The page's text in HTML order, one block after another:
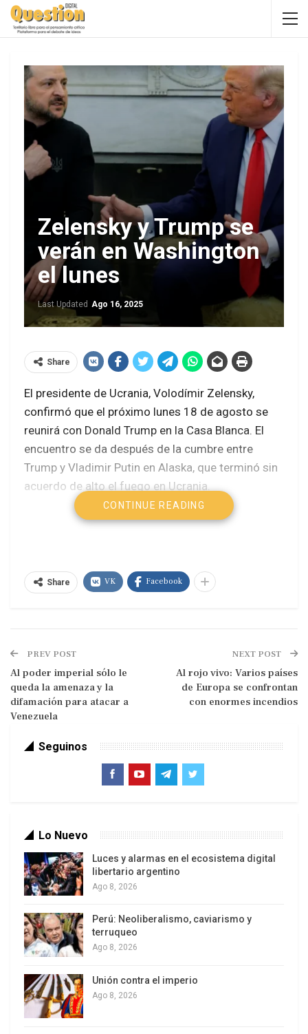
Zelensky y Trump se
verán en Washington
el lunes
Last Updated Ago 16, 2025
Share
El presidente de Ucrania, Volodímir Zelensky,
confirmó que el próximo lunes 18 de agosto se
reunirá con Donald Trump en la Casa Blanca. El
encuentro se da después de la cumbre entre
Trump y Vladimir Putin en Alaska, que terminó sin
acuerdo de alto el fuego en Ucrania.
Trump y Putin en Alaska: avances sin
para impulsar paz
El rumbo errático de Trump en Ucrania
para poner fin a la guerra y las garantías de
seguridad para Kiev. Trump señaló que, “si todo
sale bien”, se programaría también una cumbre
trilateral con Putin y Zelensky.
El mandatario ucraniano agradeció la invitación y
destacó la importancia de la participación
europea en el proceso. Este será el primer viaje de
Trump.
“El lunes me reuniré con el
presidente Trump en Washington,
D.C., para discutir todos los detalles
(…) Estoy agradecido por la
invitación.” – Volodímir Zelensky
CONTINUE READING
Share VK Facebook
PREV POST
Al poder imperial sólo le
queda la amenaza y la
difamación para atacar a
Venezuela
NEXT POST
Al rojo vivo: Varios países
de Europa se confrontan
con enormes incendios
Seguinos
Lo Nuevo
Luces y alarmas en el ecosistema digital
libertario argentino
Ago 8, 2026
Perú: Neoliberalismo, caviarismo y
terruqueo
Ago 8, 2026
Unión contra el imperio
Ago 8, 2026